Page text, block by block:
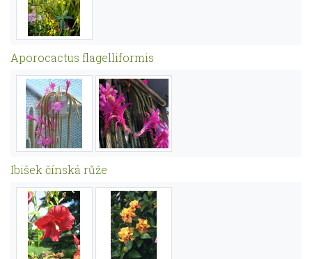
Aporocactus flagelliformis
Ibišek čínská růže